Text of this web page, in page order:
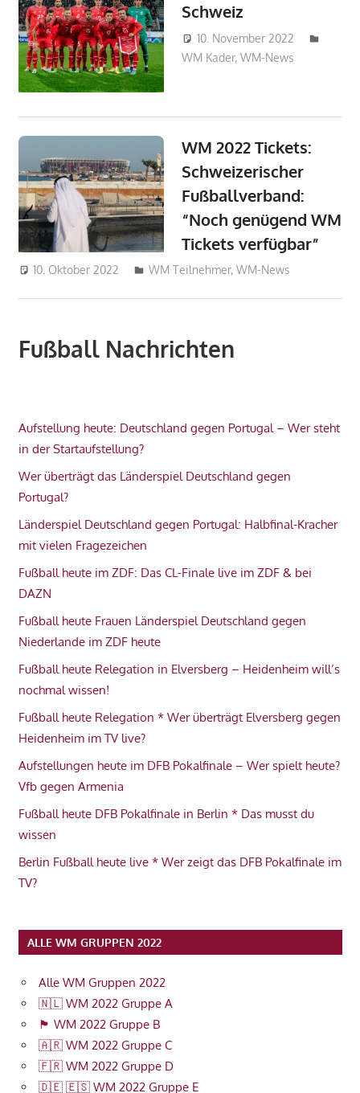
Schweiz
10. November 2022
WM Kader,WM-News
WM 2022 Tickets:
Schweizerischer
Fußballverband:
“Noch genügend WM
Tickets verfügbar”
10. Oktober 2022 philipw
WM Teilnehmer,WM-News
Fußball Nachrichten
Aufstellung heute: Deutschland gegen Portugal – Wer steht
in der Startaufstellung?
Wer überträgt das Länderspiel Deutschland gegen
Portugal?
Länderspiel Deutschland gegen Portugal: Halbfinal-Kracher
mit vielen Fragezeichen
Fußball heute im ZDF: Das CL-Finale live im ZDF & bei
DAZN
Fußball heute Frauen Länderspiel Deutschland gegen
Niederlande im ZDF heute
Fußball heute Relegation in Elversberg – Heidenheim will’s
nochmal wissen!
Fußball heute Relegation * Wer überträgt Elversberg gegen
Heidenheim im TV live?
Aufstellungen heute im DFB Pokalfinale – Wer spielt heute?
Vfb gegen Armenia
Fußball heute DFB Pokalfinale in Berlin * Das musst du
wissen
Berlin Fußball heute live * Wer zeigt das DFB Pokalfinale im
TV?
ALLE WM GRUPPEN 2022
Alle WM Gruppen 2022
🇳🇱 WM 2022 Gruppe A
🏴󠁧󠁢󠁥󠁮󠁧󠁿 WM 2022 Gruppe B
🇦🇷 WM 2022 Gruppe C
🇫🇷 WM 2022 Gruppe D
🇩🇪 🇪🇸 WM 2022 Gruppe E